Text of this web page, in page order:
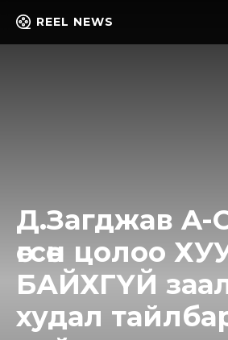
REEL NEWS
Д.Загджав A-
өгсөн цолоо
БАЙХГҮЙ
худал